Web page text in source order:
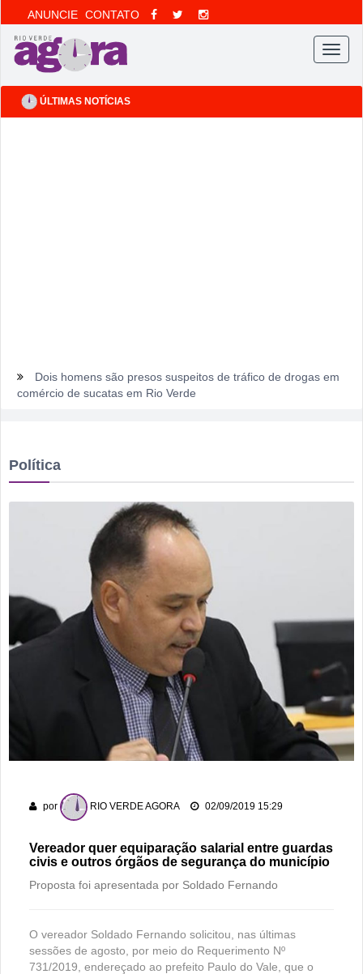
ANUNCIE CONTATO
Menu
ÚLTIMAS NOTÍCIAS
Dois homens são presos suspeitos de tráfico de drogas em
comércio de sucatas em Rio Verde
Dois motoristas com sinais de embriaguez se envolvem em
Estagiário tenta atuar como advogado e acaba detido em
Rio Verde 178 anos: a cidade que cresceu mais rápido que
suas próprias respostas
Homem é detido por violência doméstica no Setor
Gameleira
Polícia Militar recupera bicicleta furtada e prende suspeito
em flagrante em Montividiu
Menos é Mais faz show gratuito hoje em Rio Verde na festa
dos 178 anos da cidade
Rio Verde encara o Bom Jesus às 10h de domingo em jogo
com cara de decisão antecipada
Política
por RIO VERDE AGORA 02/09/2019 15:29
Vereador quer equiparação salarial entre guardas
civis e outros órgãos de segurança do município
Proposta foi apresentada por Soldado Fernando
O vereador Soldado Fernando solicitou, nas últimas
sessões de agosto, por meio do Requerimento Nº
731/2019, endereçado ao prefeito Paulo do Vale, que o